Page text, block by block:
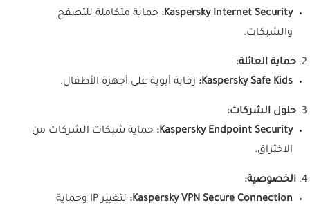
Kaspersky Internet Security:
حماية متكاملة للتصفح
والشبكات.
حماية العائلة:
Kaspersky Safe Kids:
رقابة أبوية على أجهزة الأطفال.
حلول الشركات:
Kaspersky Endpoint Security:
حماية شبكات الشركات من
الاختراق.
الخصوصية:
Kaspersky VPN Secure Connection:
لتغيير IP وحماية